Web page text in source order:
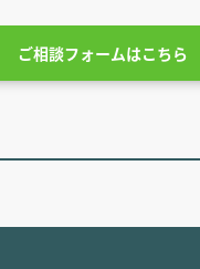
ご相談フォームはこちら